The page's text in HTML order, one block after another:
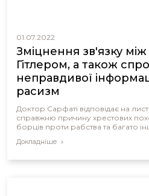
01.07.2022
Зміцнення зв'язку
Гітлером, а також
неправдивої
расизм
Доктор Сарфаті відповідає на
справжню причину хрестових
борців проти рабства та багато
Докладніше